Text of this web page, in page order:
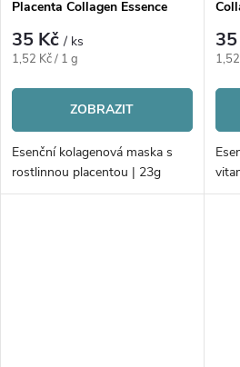
Placenta Collagen Essence
35 Kč/ ks
Měrná
1,52 Kč / 1 g
ZOBRAZIT
Esenční kolagenová maska s
rostlinnou placentou | 23g